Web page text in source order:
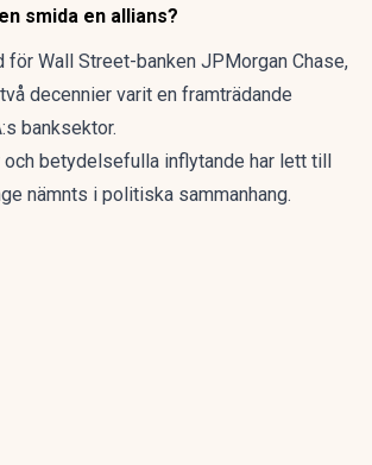
smida en allians?
för Wall Street-banken JPMorgan Chase,
decennier varit en framträdande
banksektor.
och betydelsefulla inflytande har lett till
nämnts i politiska sammanhang.